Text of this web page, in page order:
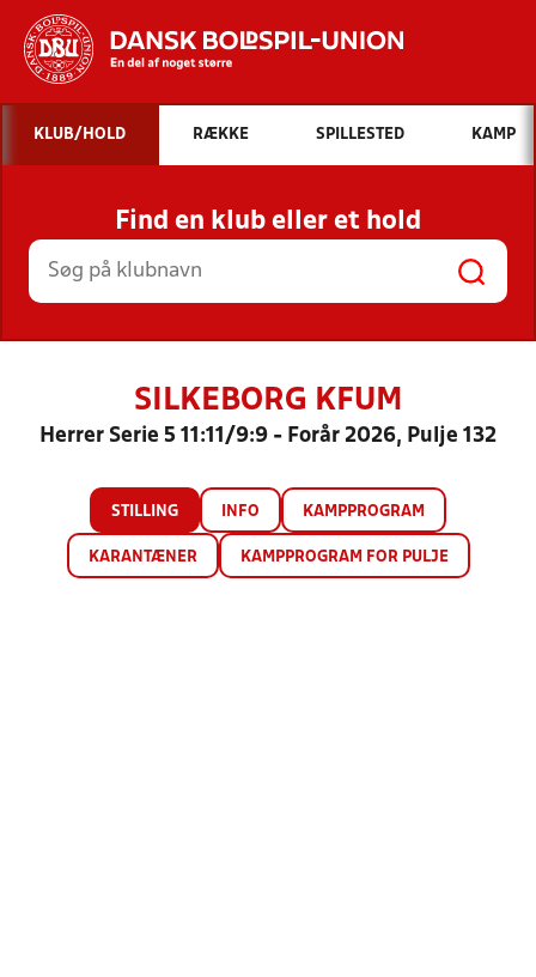
Hvad vil du søge efter?
INDHOLD OG NYHEDER
STILLINGER, RESULTATER, KLUBBER OG
HOLD
KLUB/HOLD RÆKKE SPILLESTED KAMP
Find en klub eller et hold
SILKEBORG KFUM
Herrer Serie 5 11:11/9:9 - Forår 2026, Pulje 132
STILLING INFO KAMPPROGRAM
KARANTÆNER KAMPPROGRAM FOR PULJE